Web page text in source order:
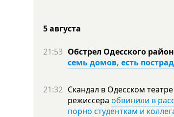
5 августа
21:53 Обстрел Одесского
семь домов, есть
21:32 Скандал в Одесском
режиссера обвинили в
порно студенткам и